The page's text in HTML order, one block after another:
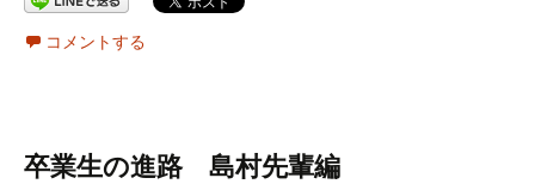
コメントする
卒業生の進路 島村先輩編